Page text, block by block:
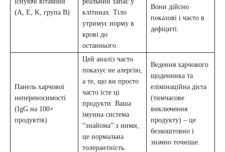
(A, E, K, група B)
клітинах. Тіло
утримує норму в
крові до
останнього.
Вони дійсно
показові і часто в
дефіциті.
Панель харчової
непереносимості
(IgG на 100+
продуктів)
Цей аналіз часто
показує не алергію,
а те, що ви просто
часто їсте ці
продукти. Ваша
імунна система
“знайома” з ними,
це нормальна
толерантність.
Ведення харчового
щоденника та
елімінаційна дієта
(тимчасове
виключення
продукту) – це
безкоштовно і
значно точніше.